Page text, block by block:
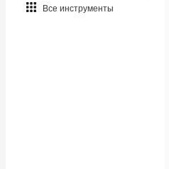
Все инструменты